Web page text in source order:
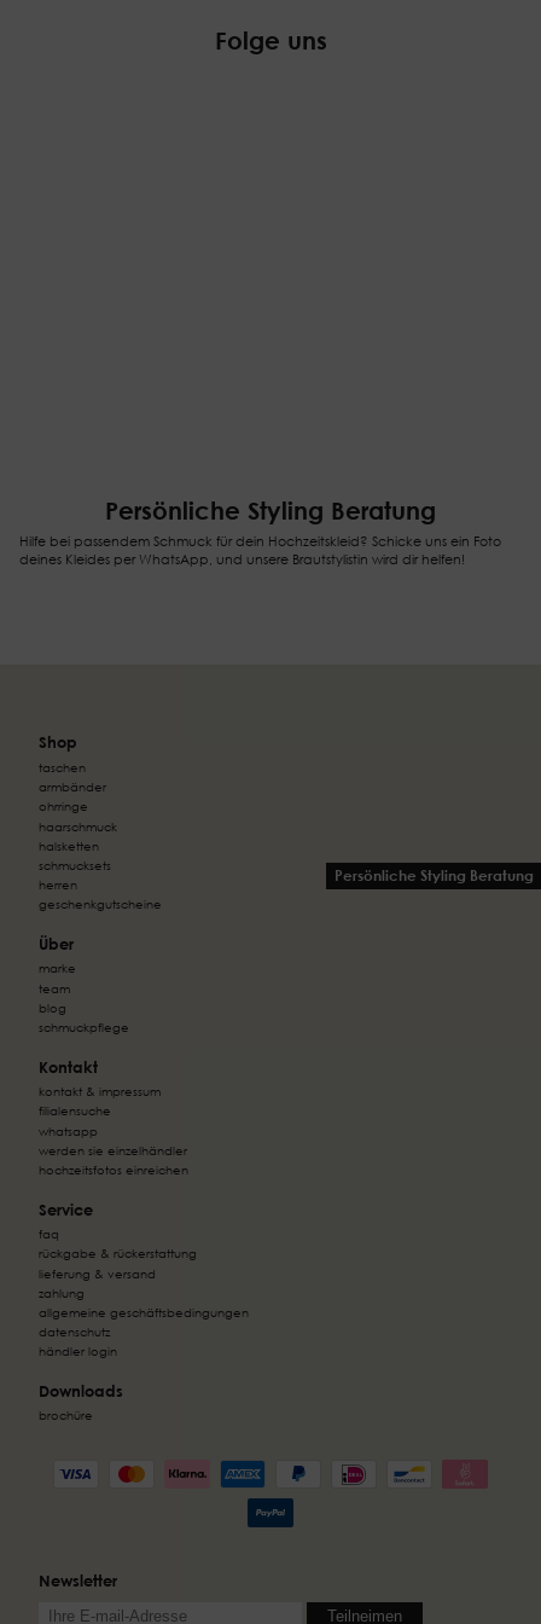
Persönliche Styling Beratung
Folge uns
Persönliche Styling Beratung
Hilfe bei passendem Schmuck für dein Hochzeitskleid? Schicke uns ein Foto
deines Kleides per WhatsApp, und unsere Brautstylistin wird dir helfen!
Shop
taschen
armbänder
ohrringe
haarschmuck
halsketten
schmucksets
herren
geschenkgutscheine
Über
marke
team
blog
schmuckpflege
Kontakt
kontakt & impressum
filialensuche
whatsapp
werden sie einzelhändler
hochzeitsfotos einreichen
Service
faq
rückgabe & rückerstattung
lieferung & versand
zahlung
allgemeine geschäftsbedingungen
datenschutz
händler login
Downloads
brochüre
Newsletter